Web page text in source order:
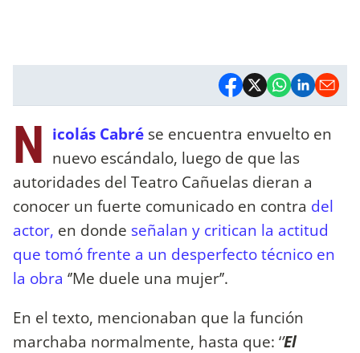
N icolás Cabré se encuentra envuelto en
nuevo escándalo, luego de que las
autoridades del Teatro Cañuelas dieran a
conocer un fuerte comunicado en contra del
actor, en donde señalan y critican la actitud
que tomó frente a un desperfecto técnico en
la obra ‘’Me duele una mujer’’.
En el texto, mencionaban que la función
marchaba normalmente, hasta que: ‘’El